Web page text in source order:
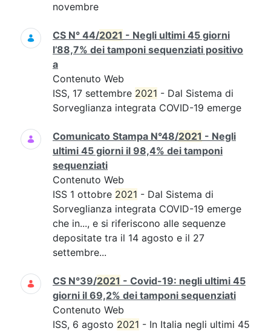
novembre
CS N° 44/2021 - Negli ultimi 45 giorni
l’88,7% dei tamponi sequenziati positivo
a
Contenuto Web
ISS, 17 settembre 2021 - Dal Sistema di
Sorveglianza integrata COVID-19 emerge
Comunicato Stampa N°48/2021 - Negli
ultimi 45 giorni il 98,4% dei tamponi
sequenziati
Contenuto Web
ISS 1 ottobre 2021 - Dal Sistema di
Sorveglianza integrata COVID-19 emerge
che in..., e si riferiscono alle sequenze
depositate tra il 14 agosto e il 27
settembre...
CS N°39/2021 - Covid-19: negli ultimi 45
giorni il 69,2% dei tamponi sequenziati
Contenuto Web
ISS, 6 agosto 2021 - In Italia negli ultimi 45